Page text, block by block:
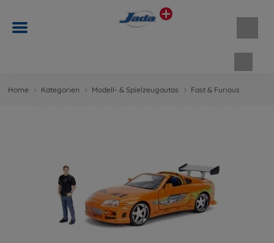
Home Kategorien Modell- & Spielzeugautos Fast & Furious